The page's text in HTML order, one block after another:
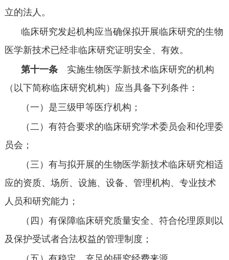
立的法人。
临床研究发起机构应当确保拟开展临床研究的生物
医学新技术已经非临床研究证明安全、有效。
第十一条 实施生物医学新技术临床研究的机构
（以下简称临床研究机构）应当具备下列条件：
（一）是三级甲等医疗机构；
（二）有符合要求的临床研究学术委员会和伦理委
员会；
（三）有与拟开展的生物医学新技术临床研究相适
应的资质、场所、设施、设备、管理机构、专业技术
人员和研究能力；
（四）有保障临床研究质量安全、符合伦理原则以
及保护受试者合法权益的管理制度；